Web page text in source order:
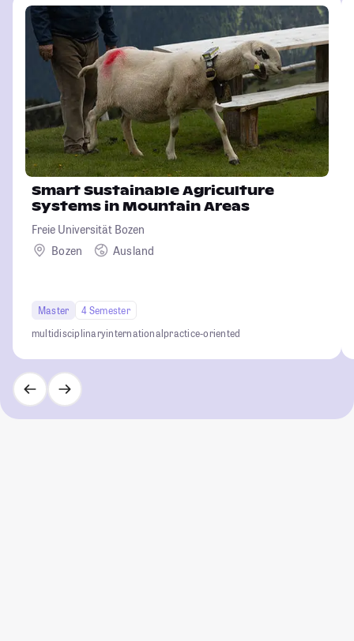
Smart Sustainable Agriculture
Systems in Mountain Areas
Freie Universität Bozen
Bozen
Ausland
Master
4 Semester
multidisciplinaryinternationalpractice-oriented